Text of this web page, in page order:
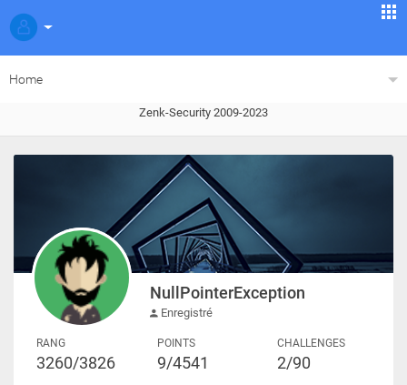
Home
Zenk-Security 2009-2023
NullPointerException
Enregistré
RANG
3260/3826
POINTS
9/4541
CHALLENGES
2/90